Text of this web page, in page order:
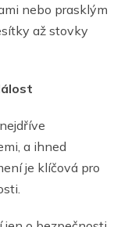
nebo prasklým
až stovky
lost
a ihned
je klíčová pro